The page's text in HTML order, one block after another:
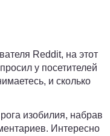
Reddit, на этот
у посетителей
и сколько
изобилия, набрав
Интересно